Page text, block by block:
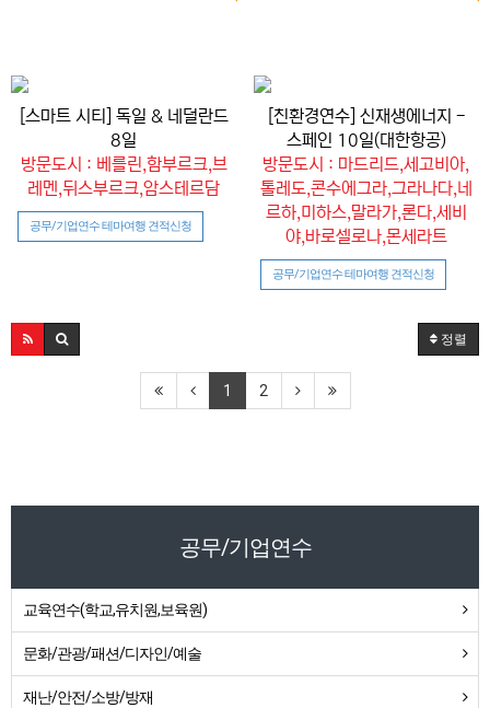
[스마트 시티] 독일 & 네덜란드
8일
방문도시 : 베를린,함부르크,브
레멘,뒤스부르크,암스테르담
공무/기업연수 테마여행 견적신청
[친환경연수] 신재생에너지 -
스페인 10일(대한항공)
방문도시 : 마드리드,세고비아,
톨레도,콘수에그라,그라나다,네
르하,미하스,말라가,론다,세비
야,바로셀로나,몬세라트
공무/기업연수 테마여행 견적신청
정렬
1 2
공무/기업연수
교육연수(학교,유치원,보육원)
문화/관광/패션/디자인/예술
재난/안전/소방/방재